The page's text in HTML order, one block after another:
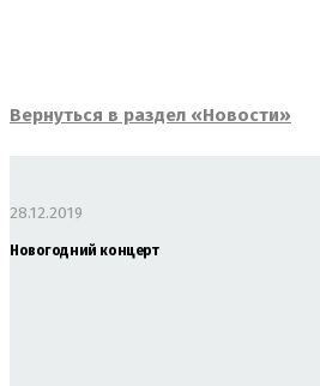
Вернуться в раздел «Новости»
28.12.2019
Новогодний концерт